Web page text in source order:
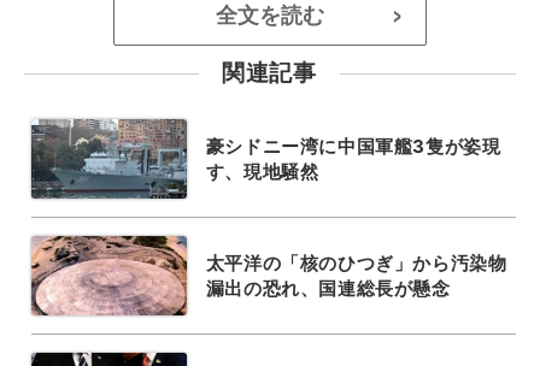
全文を読む >
関連記事
豪シドニー湾に中国軍艦3隻が姿現
す、現地騒然
太平洋の「核のひつぎ」から汚染物
漏出の恐れ、国連総長が懸念